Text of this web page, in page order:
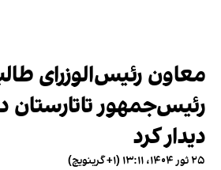
معاون رئیس‌الوزرای
رئیس‌جمهور تاتارستان
دیدار کرد
۲۵ ثور ۱۴۰۴، ۱۳:۱۱ (‎+۱ گرینویچ)